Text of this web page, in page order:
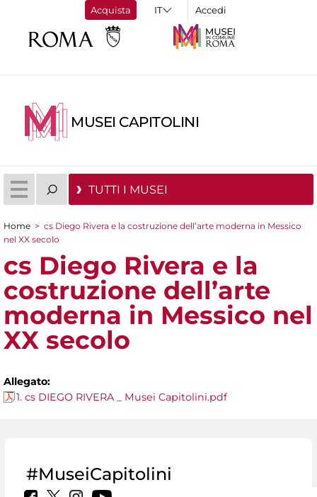
Acquista Accedi
MUSEI CAPITOLINI
TUTTI I MUSEI
Tu sei qui
Home > cs Diego Rivera e la costruzione dell’arte moderna in Messico
nel XX secolo
cs Diego Rivera e la
costruzione dell’arte
moderna in Messico nel
XX secolo
Allegato:
1. cs DIEGO RIVERA _ Musei Capitolini.pdf
#MuseiCapitolini